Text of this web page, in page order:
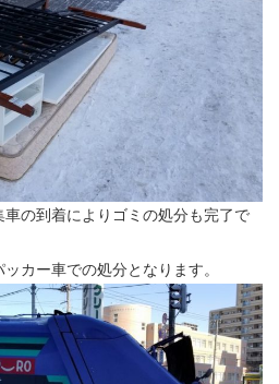
の到着によりゴミの処分も完了で
カー車での処分となります。